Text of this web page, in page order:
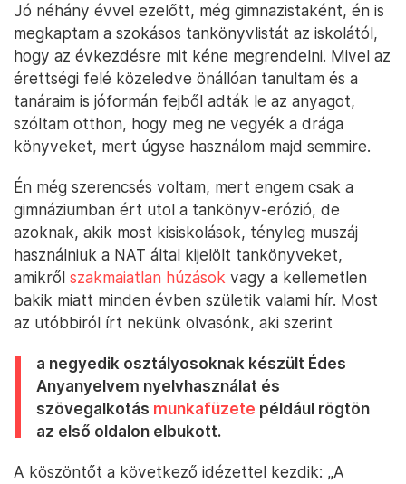
Jó néhány évvel ezelőtt, még gimnazistaként, én is
megkaptam a szokásos tankönyvlistát az iskolától,
hogy az évkezdésre mit kéne megrendelni. Mivel az
érettségi felé közeledve önállóan tanultam és a
tanáraim is jóformán fejből adták le az anyagot,
szóltam otthon, hogy meg ne vegyék a drága
könyveket, mert úgyse használom majd semmire.
Én még szerencsés voltam, mert engem csak a
gimnáziumban ért utol a tankönyv-erózió, de
azoknak, akik most kisiskolások, tényleg muszáj
használniuk a NAT által kijelölt tankönyveket,
amikről szakmaiatlan húzások vagy a kellemetlen
bakik miatt minden évben születik valami hír. Most
az utóbbiról írt nekünk olvasónk, aki szerint
a negyedik osztályosoknak készült Édes
Anyanyelvem nyelvhasználat és
szövegalkotás munkafüzete például rögtön
az első oldalon elbukott.
A köszöntőt a következő idézettel kezdik: „A